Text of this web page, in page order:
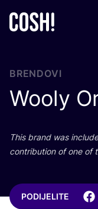
BRENDOVI
Wooly
This brand was
con­tri­bu­ti­on of one of
PODIJELITE